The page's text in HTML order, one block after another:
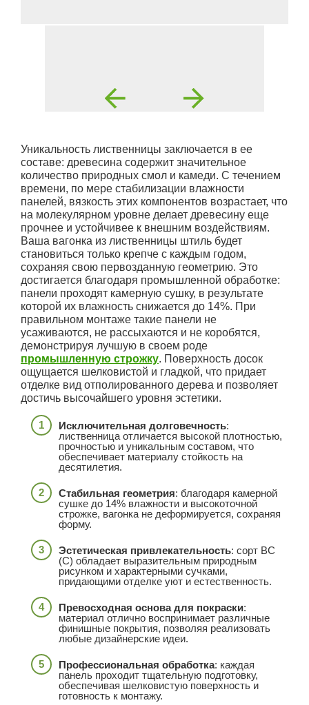
Уникальность лиственницы заключается в ее
составе: древесина содержит значительное
количество природных смол и камеди. С течением
времени, по мере стабилизации влажности
панелей, вязкость этих компонентов возрастает, что
на молекулярном уровне делает древесину еще
прочнее и устойчивее к внешним воздействиям.
Ваша вагонка из лиственницы штиль будет
становиться только крепче с каждым годом,
сохраняя свою первозданную геометрию. Это
достигается благодаря промышленной обработке:
панели проходят камерную сушку, в результате
которой их влажность снижается до 14%. При
правильном монтаже такие панели не
усаживаются, не рассыхаются и не коробятся,
демонстрируя лучшую в своем роде
промышленную строжку. Поверхность досок
ощущается шелковистой и гладкой, что придает
отделке вид отполированного дерева и позволяет
достичь высочайшего уровня эстетики.
Исключительная долговечность:
лиственница отличается высокой плотностью,
прочностью и уникальным составом, что
обеспечивает материалу стойкость на
десятилетия.
Стабильная геометрия: благодаря камерной
сушке до 14% влажности и высокоточной
строжке, вагонка не деформируется, сохраняя
форму.
Эстетическая привлекательность: сорт ВС
(С) обладает выразительным природным
рисунком и характерными сучками,
придающими отделке уют и естественность.
Превосходная основа для покраски:
материал отлично воспринимает различные
финишные покрытия, позволяя реализовать
любые дизайнерские идеи.
Профессиональная обработка: каждая
панель проходит тщательную подготовку,
обеспечивая шелковистую поверхность и
готовность к монтажу.